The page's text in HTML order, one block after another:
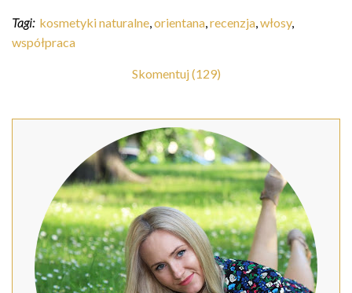
Tagi: kosmetyki naturalne,orientana,recenzja,włosy,
współpraca
Skomentuj (129)